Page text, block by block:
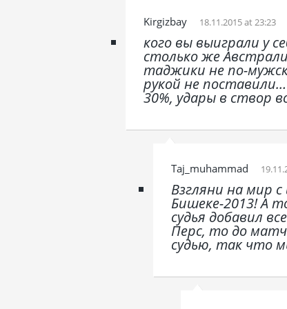
Kirgizbay 18.11.2015 at 23:23
кого вы выиграли у
столько же
таджики не по-
рукой не
30%, удары в створ
Taj_muhammad
Взгляни на мир
Бишеке-2013! А
судья добавил
Перс, то до
судью, так что